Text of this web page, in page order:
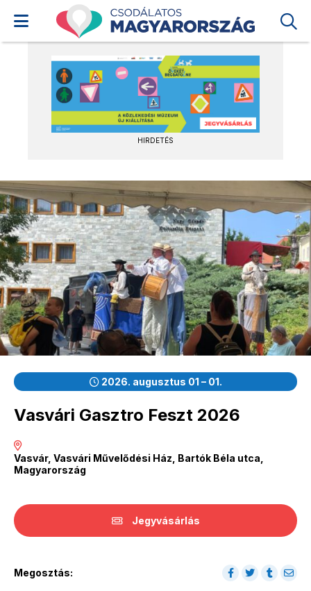
HIRDETÉS
2026. augusztus 01 – 01.
Vasvári Gasztro Feszt 2026
Vasvár, Vasvári Művelődési Ház, Bartók Béla utca,
Magyarország
Jegyvásárlás
Megosztás: